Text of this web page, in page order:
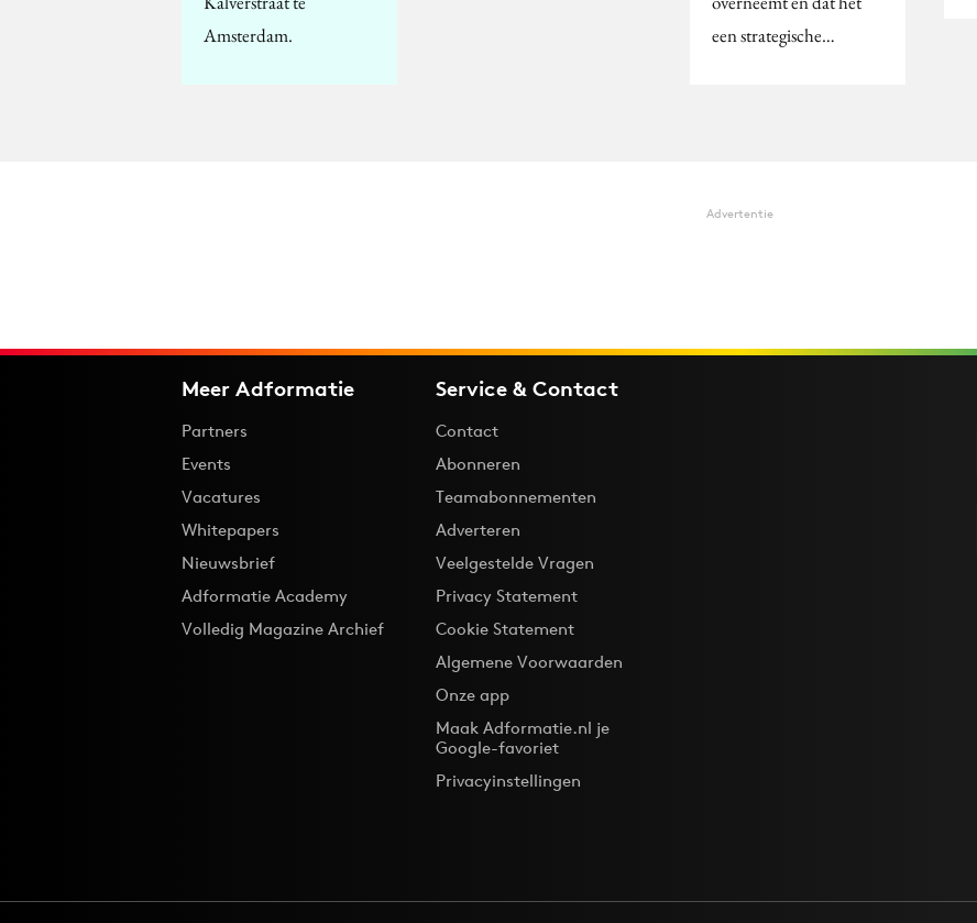
Amsterdam.
een strategische…
Advertentie
Meer Adformatie
Partners
Events
Vacatures
Whitepapers
Nieuwsbrief
Adformatie Academy
Volledig Magazine Archief
Service & Contact
Contact
Abonneren
Teamabonnementen
Adverteren
Veelgestelde Vragen
Privacy Statement
Cookie Statement
Algemene Voorwaarden
Onze app
Maak Adformatie.nl je
Google-favoriet
Privacyinstellingen